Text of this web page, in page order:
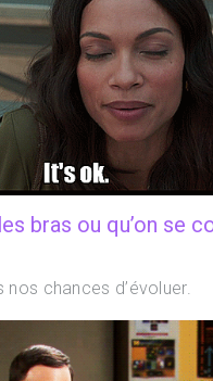
bras ou qu’on se
nos chances d’évoluer.